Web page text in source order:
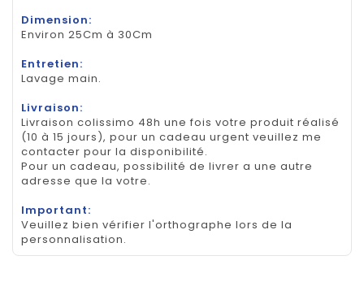
Dimension:
Environ 25Cm à 30Cm
Entretien:
Lavage main.
Livraison:
Livraison colissimo 48h une fois votre produit réalisé
(10 à 15 jours), pour un cadeau urgent veuillez me
contacter pour la disponibilité.
Pour un cadeau, possibilité de livrer a une autre
adresse que la votre.
Important:
Veuillez bien vérifier l'orthographe lors de la
personnalisation.